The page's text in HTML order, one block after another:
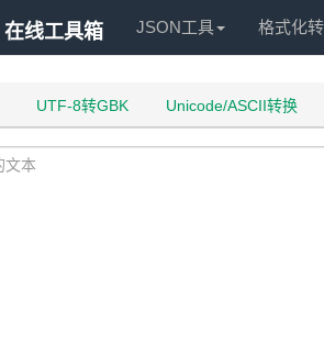
在线工具箱 JSON工具 格式化
UTF-8转GBK Unicode/ASCII转换